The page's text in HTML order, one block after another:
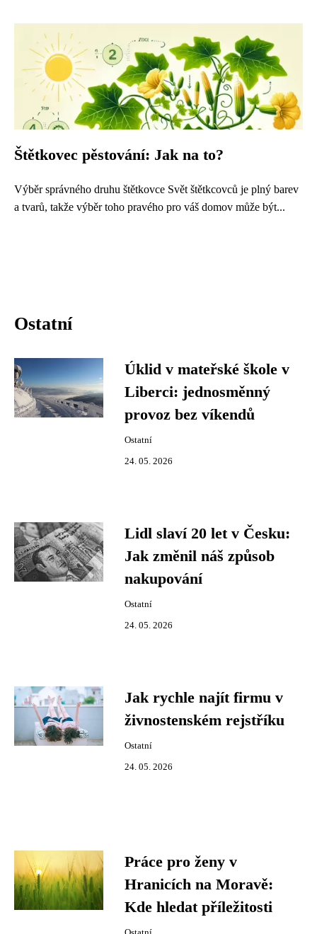
Štětkovec pěstování: Jak na to?
Výběr správného druhu štětkovce Svět štětkcovců je plný barev
a tvarů, takže výběr toho pravého pro váš domov může být...
Ostatní
Úklid v mateřské škole v
Liberci: jednosměnný
provoz bez víkendů
Ostatní
24. 05. 2026
Lidl slaví 20 let v Česku:
Jak změnil náš způsob
nakupování
Ostatní
24. 05. 2026
Jak rychle najít firmu v
živnostenském rejstříku
Ostatní
24. 05. 2026
Práce pro ženy v
Hranicích na Moravě:
Kde hledat příležitosti